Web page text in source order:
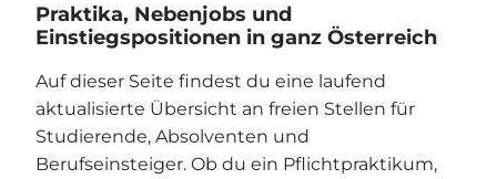
Praktika, Nebenjobs und
Einstiegspositionen in ganz Österreich
Auf dieser Seite findest du eine laufend
aktualisierte Übersicht an freien Stellen für
Studierende, Absolventen und
Berufseinsteiger. Ob du ein Pflichtpraktikum,